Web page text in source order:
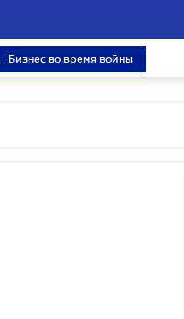
Бизнес во время войны